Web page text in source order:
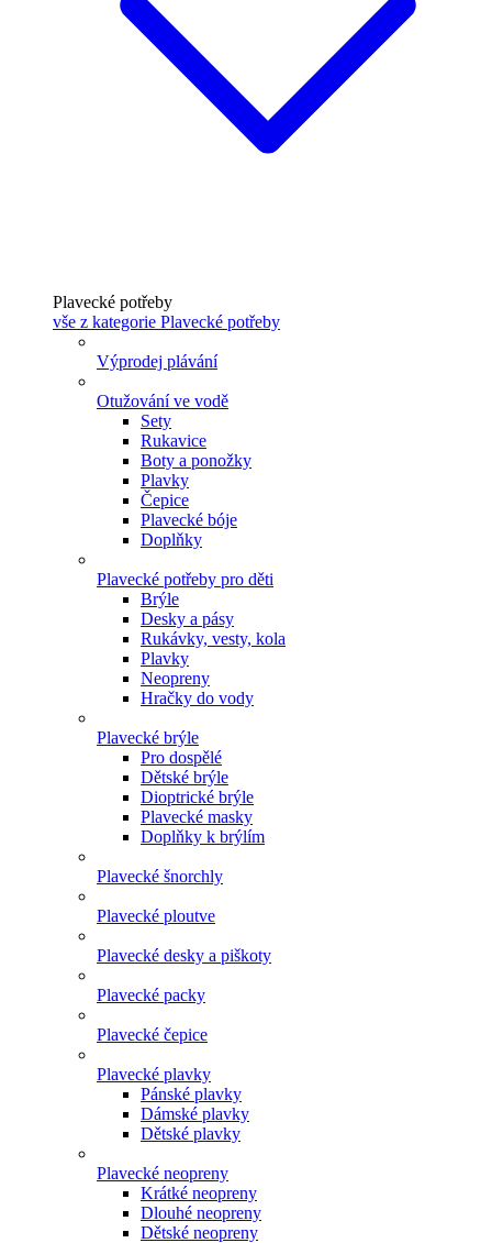
Plavecké potřeby
vše z kategorie Plavecké potřeby
Výprodej plávání
Otužování ve vodě
Sety
Rukavice
Boty a ponožky
Plavky
Čepice
Plavecké bóje
Doplňky
Plavecké potřeby pro děti
Brýle
Desky a pásy
Rukávky, vesty, kola
Plavky
Neopreny
Hračky do vody
Plavecké brýle
Pro dospělé
Dětské brýle
Dioptrické brýle
Plavecké masky
Doplňky k brýlím
Plavecké šnorchly
Plavecké ploutve
Plavecké desky a piškoty
Plavecké packy
Plavecké čepice
Plavecké plavky
Pánské plavky
Dámské plavky
Dětské plavky
Plavecké neopreny
Krátké neopreny
Dlouhé neopreny
Dětské neopreny